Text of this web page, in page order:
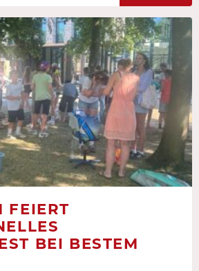
FEIERT
BEI BESTEM